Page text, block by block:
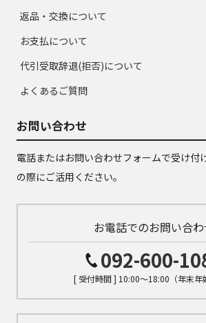
返品・交換について
お支払について
代引受取辞退(拒否)について
よくあるご質問
お問い合わせ
電話またはお問い合わせフォームで受け付
の際にご活用ください。
お電話でのお問い合
092-600-
[ 受付時間 ] 10:00～18:00（年末年